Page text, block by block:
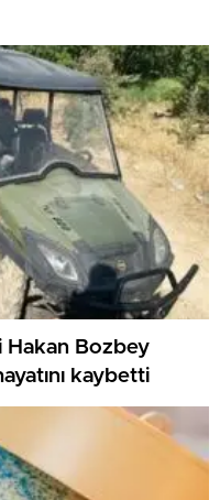
Hakan Bozbey
kaybetti